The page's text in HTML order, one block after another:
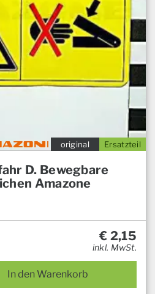
Ersatzteil
original
D. Bewegbare
Amazone
€ 2,15
inkl. MwSt.
In den Warenkorb